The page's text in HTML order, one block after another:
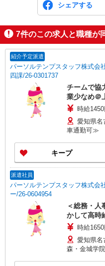
シェアする
7件のこの求人と職種が
紹介予定派遣
パーソルテンプスタッフ株式
四課/26-0301737
チームで協
業少なめ＠
時給
愛知県
車通勤可≫
キープ
派遣社員
パーソルテンプスタッフ株式
ー/26-0604954
＜総務・
かして高時
時給1650
愛知県名
森・金城学